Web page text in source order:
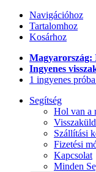
Navigációhoz
Tartalomhoz
Kosárhoz
Magyarország:
Ingyenes
1 ingyenes
Segítség
Hol van a
Szállítási
Fizetési
Kapcsolat
Minden